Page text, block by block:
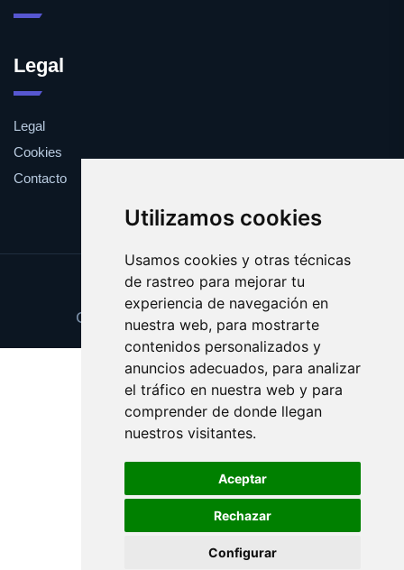
Utilizamos cookies
Usamos cookies y otras técnicas
de rastreo para mejorar tu
experiencia de navegación en
nuestra web, para mostrarte
contenidos personalizados y
anuncios adecuados, para analizar
el tráfico en nuestra web y para
comprender de donde llegan
nuestros visitantes.
Aceptar
Rechazar
Configurar
Legal
Legal
Cookies
Contacto
Update cookies preferences
Copyright © 2025 peligrosidad.com